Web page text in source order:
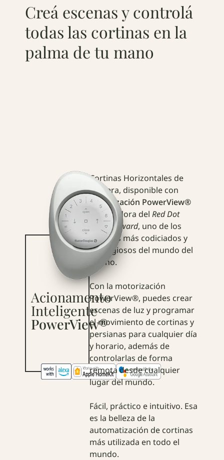
Creá escenas y controlá
todas las cortinas en la
palma de tu mano
Acionamento
Inteligente
PowerView®
Cortinas Horizontales de
Madera, disponible con
motorización PowerView®
— ganadora delRed Dot
Design Award, uno de los
premios más codiciados y
prestigiosos del mundo del
diseño.
Con la motorización
PowerView®, puedes crear
escenas de luz y programar
el movimiento de cortinas y
persianas para cualquier día
y horario, además de
controlarlas de forma
remota desde cualquier
lugar del mundo.
Fácil, práctico e intuitivo. Esa
es la belleza de la
automatización de cortinas
más utilizada en todo el
mundo.